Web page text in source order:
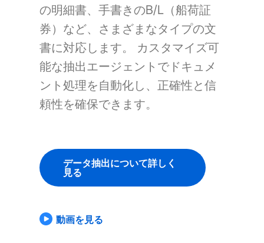
の明細書、手書きのB/L（船荷証
券）など、さまざまなタイプの文
書に対応します。 カスタマイズ可
能な抽出エージェントでドキュメ
ント処理を自動化し、正確性と信
頼性を確保できます。
データ抽出について詳しく
見る
動画を見る